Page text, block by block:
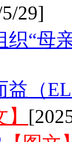
29]
织“母
（